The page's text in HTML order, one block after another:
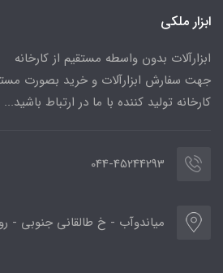
ابزار ملکی
ابزارآلات بدون واسطه مستقیم از کارخانه
جهت سفارش ابزارآلات و خرید بصورت
کارخانه تولید کننده با ما در ارتباط باشید...
044-45244293
میاندوآب - خ طالقانی جنوبی -